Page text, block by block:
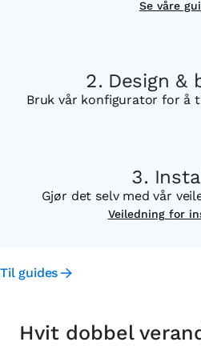
Se våre
Design &
Bruk vår konfigurator for å
Gjør det selv med vår
Veiledning for
Til guides
Hvit dobbel